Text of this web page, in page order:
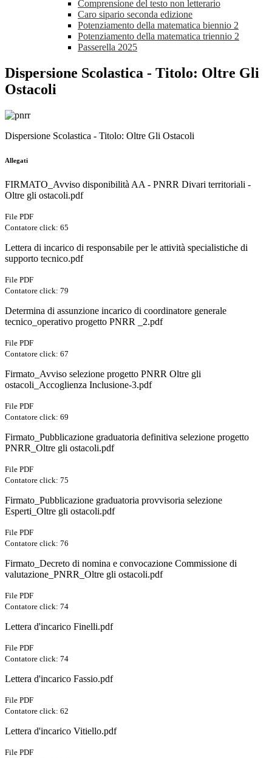
Comprensione del testo non letterario
Caro sipario seconda edizione
Potenziamento della matematica biennio 2
Potenziamento della matematica triennio 2
Passerella 2025
Dispersione Scolastica - Titolo: Oltre Gli
Ostacoli
Dispersione Scolastica - Titolo: Oltre Gli Ostacoli
Allegati
FIRMATO_Avviso disponibilità AA - PNRR Divari territoriali -
Oltre gli ostacoli.pdf
File PDF
Contatore click: 65
Lettera di incarico di responsabile per le attività specialistiche di
supporto tecnico.pdf
File PDF
Contatore click: 79
Determina di assunzione incarico di coordinatore generale
tecnico_operativo progetto PNRR _2.pdf
File PDF
Contatore click: 67
Firmato_Avviso selezione progetto PNRR Oltre gli
ostacoli_Accoglienza Inclusione-3.pdf
File PDF
Contatore click: 69
Firmato_Pubblicazione graduatoria definitiva selezione progetto
PNRR_Oltre gli ostacoli.pdf
File PDF
Contatore click: 75
Firmato_Pubblicazione graduatoria provvisoria selezione
Esperti_Oltre gli ostacoli.pdf
File PDF
Contatore click: 76
Firmato_Decreto di nomina e convocazione Commissione di
valutazione_PNRR_Oltre gli ostacoli.pdf
File PDF
Contatore click: 74
Lettera d'incarico Finelli.pdf
File PDF
Contatore click: 74
Lettera d'incarico Fassio.pdf
File PDF
Contatore click: 62
Lettera d'incarico Vitiello.pdf
File PDF